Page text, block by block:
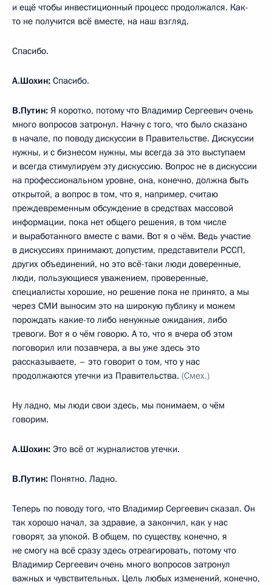
и ещё чтобы инвестиционный процесс продолжался. Как-
то не получится всё вместе, на наш взгляд.
Спасибо.
А.Шохин: Спасибо.
В.Путин: Я коротко, потому что Владимир Сергеевич очень
много вопросов затронул. Начну с того, что было сказано
в начале, по поводу дискуссии в Правительстве. Дискуссии
нужны, и с бизнесом нужны, мы всегда за это выступаем
и всегда стимулируем эту дискуссию. Вопрос не в дискуссии
на профессиональном уровне, она, конечно, должна быть
открытой, а вопрос в том, что я, например, считаю
преждевременным обсуждение в средствах массовой
информации, пока нет общего решения, в том числе
и выработанного вместе с вами. Вот я о чём. Ведь участие
в дискуссиях принимают, допустим, представители РССП,
других объединений, но это всё-таки люди доверенные,
люди, пользующиеся уважением, проверенные,
специалисты хорошие, но решение пока не принято, а мы
через СМИ выносим это на широкую публику и можем
порождать какие-то либо ненужные ожидания, либо
тревоги. Вот я о чём говорю. А то, что я вчера об этом
поговорил или позавчера, а вы уже здесь это
рассказываете, – это говорит о том, что у нас
продолжаются утечки из Правительства. (Смех.)
Ну ладно, мы люди свои здесь, мы понимаем, о чём
говорим.
А.Шохин: Это всё от журналистов утечки.
В.Путин: Понятно. Ладно.
Теперь по поводу того, что Владимир Сергеевич сказал. Он
так хорошо начал, за здравие, а закончил, как у нас
говорят, за упокой. В общем, по существу, конечно, я
не смогу на всё сразу здесь отреагировать, потому что
Владимир Сергеевич очень много вопросов затронул
важных и чувствительных. Цель любых изменений, конечно,